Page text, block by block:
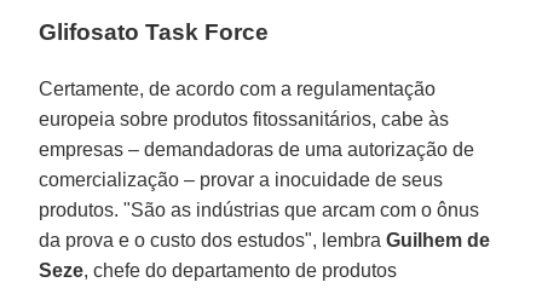
Glifosato Task Force
Certamente, de acordo com a regulamentação
europeia sobre produtos fitossanitários, cabe às
empresas – demandadoras de uma autorização de
comercialização – provar a inocuidade de seus
produtos. "São as indústrias que arcam com o ônus
da prova e o custo dos estudos", lembraGuilhem de
Seze, chefe do departamento de produtos